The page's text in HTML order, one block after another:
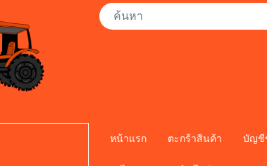
หน้าแรก ตะกร้าสินค้า บัญชี